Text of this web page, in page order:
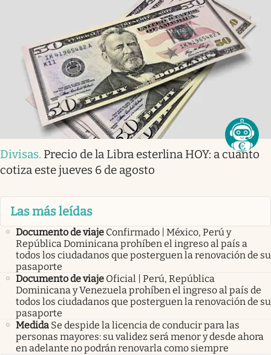
Divisas. Precio de la Libra esterlina HOY: a cuánto
cotiza este jueves 6 de agosto
Las más leídas
Documento de viaje Confirmado | México, Perú y
República Dominicana prohíben el ingreso al país a
todos los ciudadanos que posterguen la renovación de su
pasaporte
Documento de viaje Oficial | Perú, República
Dominicana y Venezuela prohíben el ingreso al país de
todos los ciudadanos que posterguen la renovación de su
pasaporte
Medida Se despide la licencia de conducir para las
personas mayores: su validez será menor y desde ahora
en adelante no podrán renovarla como siempre